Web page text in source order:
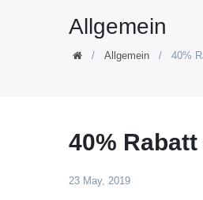
Allgemein
Allgemein 40%
40%
23 May, 2019